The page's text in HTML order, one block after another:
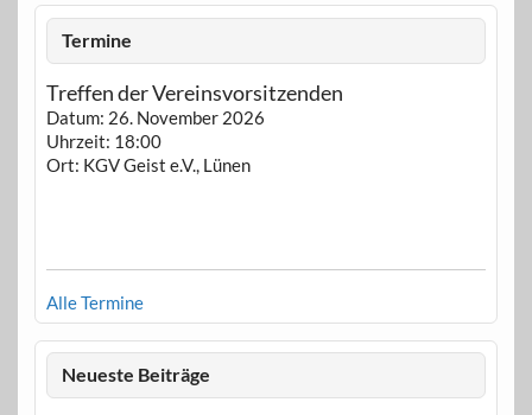
Termine
Treffen der Vereinsvorsitzenden
Datum: 26. November 2026
Uhrzeit: 18:00
Ort: KGV Geist e.V., Lünen
Alle Termine
Neueste Beiträge